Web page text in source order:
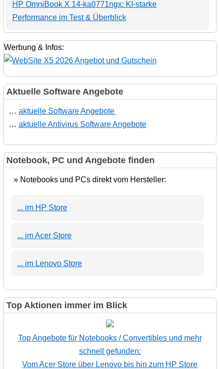
HP OmniBook X 14-ka0771ngx: KI-starke
Performance im Test & Überblick
Werbung & Infos:
Aktuelle Software Angebote
… aktuelle Software Angebote
… aktuelle Antivirus Software Angebote
Notebook, PC und Angebote finden
» Notebooks und PCs direkt vom Hersteller:
... im HP Store
... im Acer Store
... im Lenovo Store
Top Aktionen immer im Blick
Top Angebote für Notebooks / Convertibles und mehr
schnell gefunden:
Vom Acer Store über Lenovo bis hin zum HP Store